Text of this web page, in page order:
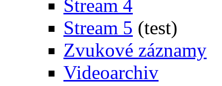
Stream 4
Stream 5 (test)
Zvukové záznamy
Videoarchiv